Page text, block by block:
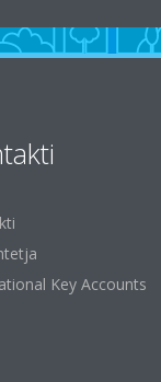
Key Accounts